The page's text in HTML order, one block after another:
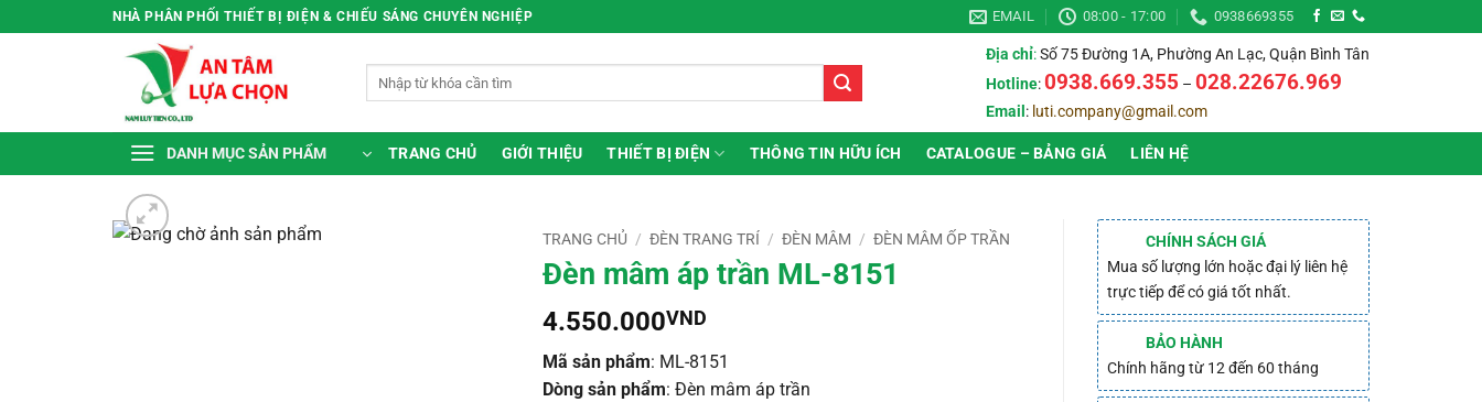
qua
NHÀ PHÂN PHỐI THIẾT BỊ ĐIỆN & CHIẾU SÁNG CHUYÊN NGHIỆP EMAIL 08:00 - 17:00 0938669355
Địa chỉ:Số 75 Đường 1A, Phường An Lạc, Quận Bình Tân
Hotline:0938.669.355 – 028.22676.969
Email : luti.company@gmail.com
DANH MỤC SẢN PHẨM TRANG CHỦ GIỚI THIỆU THIẾT BỊ ĐIỆN THÔNG TIN HỮU ÍCH CATALOGUE – BẢNG GIÁ LIÊN HỆ
TRANG CHỦ / ĐÈN TRANG TRÍ / ĐÈN MÂM / ĐÈN MÂM ỐP TRẦN
Đèn mâm áp trần ML-8151
4.550.000VND
Mã sản phẩm: ML-8151
Dòng sản phẩm: Đèn mâm áp trần
CHÍNH SÁCH GIÁ
Mua số lượng lớn hoặc đại lý liên hệ
trực tiếp để có giá tốt nhất.
BẢO HÀNH
Chính hãng từ 12 đến 60 tháng